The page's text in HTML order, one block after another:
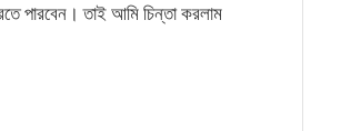
পারবেন। তাই আমি চিন্তা করলাম